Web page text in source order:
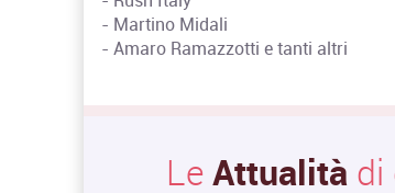
- Martino Midali
- Amaro Ramazzotti e tanti altri
LeAttualitàdi